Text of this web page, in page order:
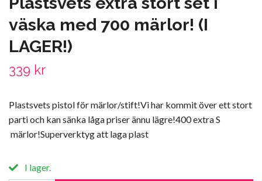
väska med 700 märlor! (I
LAGER!)
339 kr
Plastsvets pistol för märlor/stift!Vi har kommit över ett stort
parti och kan sänka låga priser ännu lägre!400 extra S
märlor!Superverktyg att laga plast
I lager.